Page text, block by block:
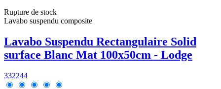
Rupture de stock
Lavabo suspendu composite
Lavabo Suspendu Rectangulaire Solid
surface Blanc Mat 100x50cm - Lodge
332244